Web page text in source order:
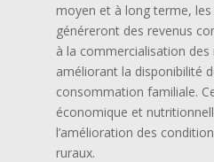
moyen et à long terme,
généreront des revenus
à la commercialisation
améliorant la disponibilité
consommation familiale.
économique et
l’amélioration des
ruraux.